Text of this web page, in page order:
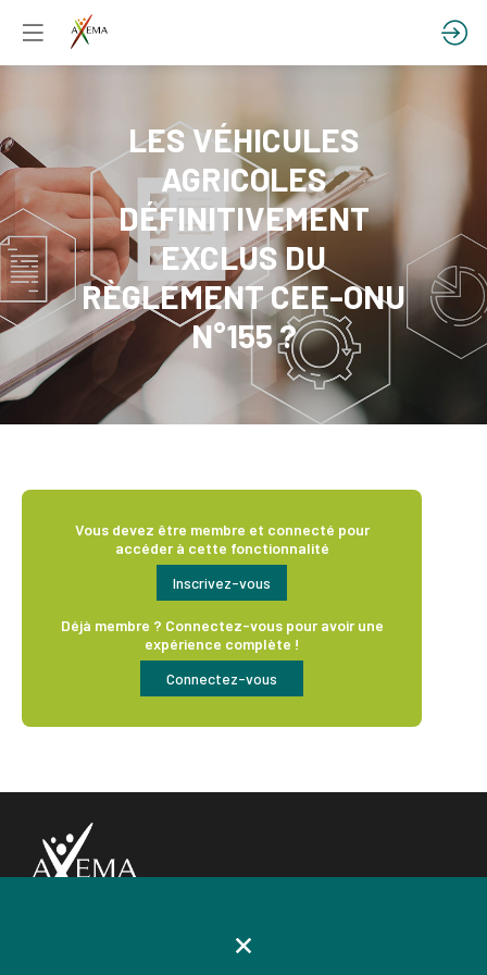
LES VÉHICULES
AGRICOLES
DÉFINITIVEMENT
EXCLUS DU
RÈGLEMENT CEE-ONU
N°155 ?
Vous devez être membre et connecté pour
accéder à cette fonctionnalité
Inscrivez-vous
Déjà membre ? Connectez-vous pour avoir une
expérience complète !
Connectez-vous